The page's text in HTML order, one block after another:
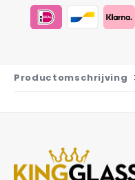
Productomschrijving